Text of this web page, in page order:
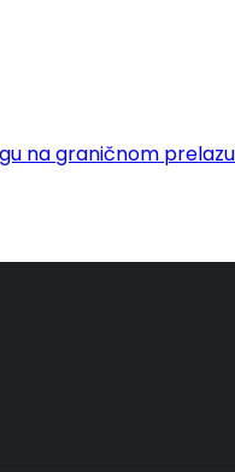
na graničnom